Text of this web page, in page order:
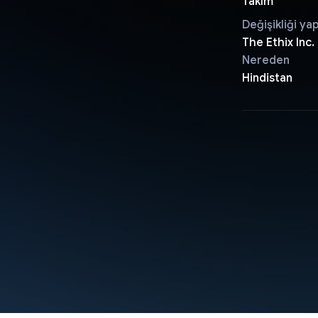
Değişikliği
The Ethix Inc.
Nereden
Hindistan